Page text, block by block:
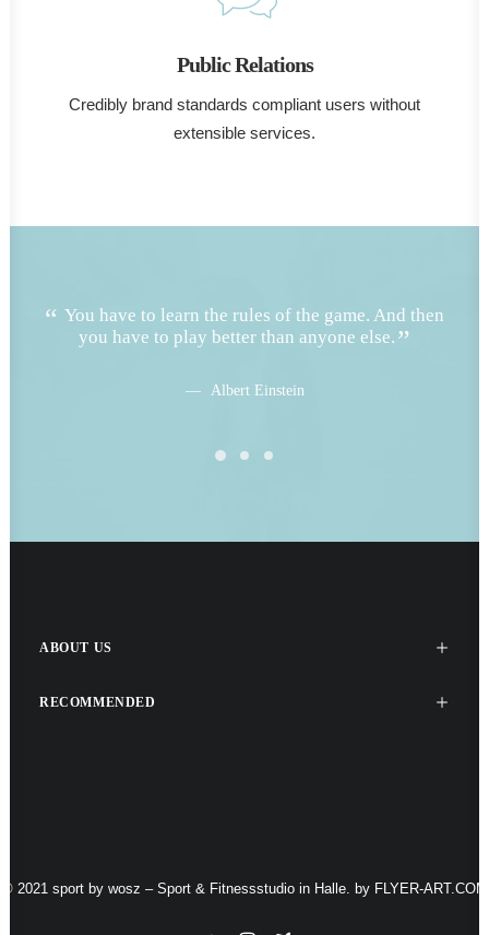
Public Relations
Credibly brand standards compliant users without
extensible services.
You have to learn the rules of the game. And then
you have to play better than anyone else.
Albert Einstein
ABOUT US
RECOMMENDED
© 2021 sport by wosz – Sport & Fitnessstudio in Halle. by FLYER-ART.COM